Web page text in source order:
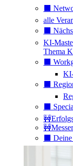
⬛️
alle
⬛️
KI-
Thema
⬛️
⬛️
⬛️
⬛️